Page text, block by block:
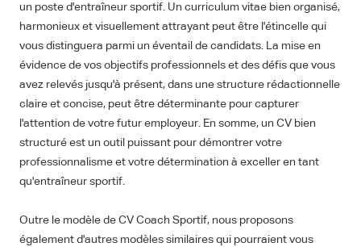
un poste d'entraîneur sportif. Un curriculum vitae bien organisé,
harmonieux et visuellement attrayant peut être l'étincelle qui
vous distinguera parmi un éventail de candidats. La mise en
évidence de vos objectifs professionnels et des défis que vous
avez relevés jusqu'à présent, dans une structure rédactionnelle
claire et concise, peut être déterminante pour capturer
l'attention de votre futur employeur. En somme, un CV bien
structuré est un outil puissant pour démontrer votre
professionnalisme et votre détermination à exceller en tant
qu'entraîneur sportif.
Outre le modèle de CV Coach Sportif, nous proposons
également d'autres modèles similaires qui pourraient vous